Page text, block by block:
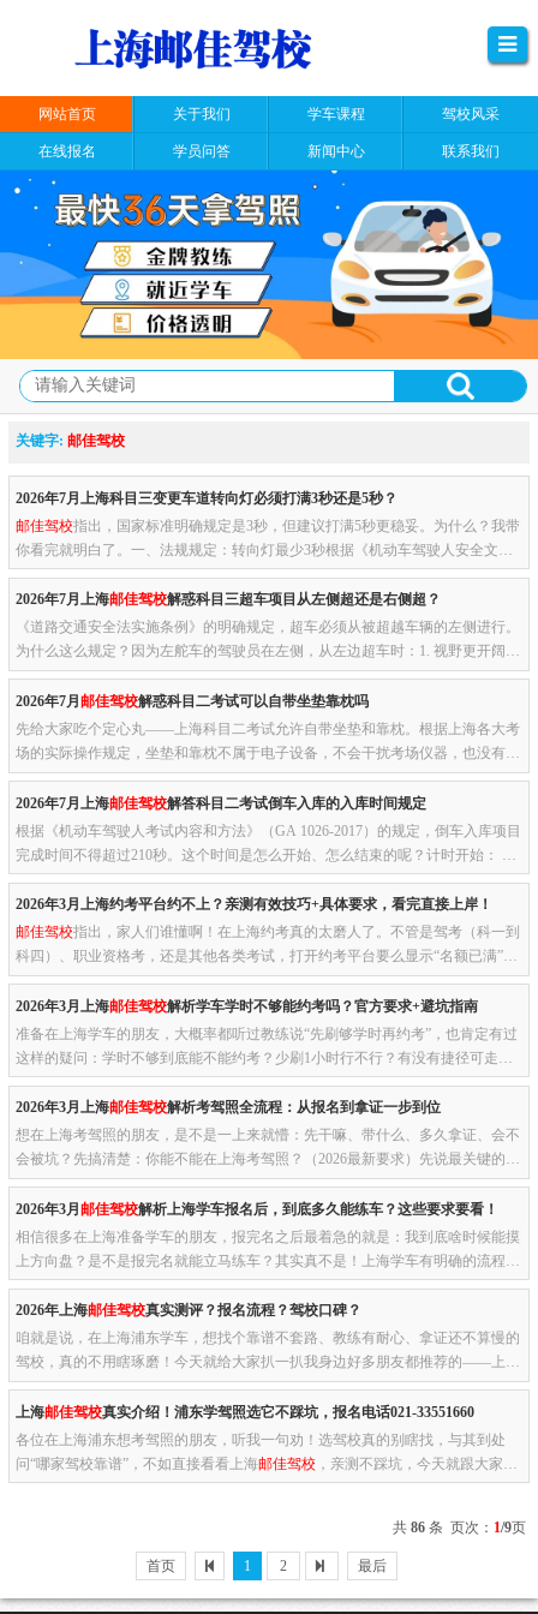
网站首页 关于我们 学车课程 驾校风采
在线报名 学员问答 新闻中心 联系我们
关键字: 邮佳驾校
2026年7月上海科目三变更车道转向灯必须打满3秒还是5秒？
邮佳驾校指出，国家标准明确规定是3秒，但建议打满5秒更稳妥。为什么？我带
你看完就明白了。一、法规规定：转向灯最少3秒根据《机动车驾驶人安全文明
操作规范》（GA/T1773.2-2021）规定：变更车道前开启转向灯持续3秒...
2026年7月上海邮佳驾校解惑科目三超车项目从左侧超还是右侧超？
《道路交通安全法实施条例》的明确规定，超车必须从被超越车辆的左侧进行。
为什么这么规定？因为左舵车的驾驶员在左侧，从左边超车时：1. 视野更开阔，
能清楚看到前方路况2. 左侧盲区小，能更好观察被超车辆的动向3....
2026年7月邮佳驾校解惑科目二考试可以自带坐垫靠枕吗
先给大家吃个定心丸——上海科目二考试允许自带坐垫和靠枕。根据上海各大考
场的实际操作规定，坐垫和靠枕不属于电子设备，不会干扰考场仪器，也没有被
列入禁止携带物品清单。考官不会拦你，监考系统也不会因此扣分。...
2026年7月上海邮佳驾校解答科目二考试倒车入库的入库时间规定
根据《机动车驾驶人考试内容和方法》（GA 1026-2017）的规定，倒车入库项目
完成时间不得超过210秒。这个时间是怎么开始、怎么结束的呢？计时开始： 你
把车开到倒车入库起点，前轮完全越过控制线，踩刹车停车，挂上倒...
2026年3月上海约考平台约不上？亲测有效技巧+具体要求，看完直接上岸！
邮佳驾校指出，家人们谁懂啊！在上海约考真的太磨人了。不管是驾考（科一到
科四）、职业资格考，还是其他各类考试，打开约考平台要么显示“名额已满”，
要么排队排到天荒地老，刷新到手软都抢不到，真的越约越焦虑！...
2026年3月上海邮佳驾校解析学车学时不够能约考吗？官方要求+避坑指南
准备在上海学车的朋友，大概率都听过教练说“先刷够学时再约考”，也肯定有过
这样的疑问：学时不够到底能不能约考？少刷1小时行不行？有没有捷径可走？
核心答案：上海学车学时不够，绝对不能约考！先给大家吃颗定心丸...
2026年3月上海邮佳驾校解析考驾照全流程：从报名到拿证一步到位
想在上海考驾照的朋友，是不是一上来就懵：先干嘛、带什么、多久拿证、会不
会被坑？先搞清楚：你能不能在上海考驾照？（2026最新要求）先说最关键的报
名条件，满足就能报，不卡人：1. 年龄C1/C2手动/自动挡：年满18周...
2026年3月邮佳驾校解析上海学车报名后，到底多久能练车？这些要求要看！
相信很多在上海准备学车的朋友，报完名之后最着急的就是：我到底啥时候能摸
上方向盘？是不是报完名就能立马练车？其实真不是！上海学车有明确的流程和
要求，不是你想练就能练，今天就用大白话跟大家说清楚，报名后多...
2026年上海邮佳驾校真实测评？报名流程？驾校口碑？
咱就是说，在上海浦东学车，想找个靠谱不套路、教练有耐心、拿证还不算慢的
驾校，真的不用瞎琢磨！今天就给大家扒一扒我身边好多朋友都推荐的——上海
邮佳驾校，从驾校到底怎么样、报名流程有多简单，到真实学员的口...
上海邮佳驾校真实介绍！浦东学驾照选它不踩坑，报名电话021-33551660
各位在上海浦东想考驾照的朋友，听我一句劝！选驾校真的别瞎找，与其到处
问“哪家驾校靠谱”，不如直接看看上海邮佳驾校 ，亲测不踩坑，今天就跟大家好
好唠唠这家驾校的真实情况，干货拉满，还有报名电话直接给到大家...
共86 条 页次： 1/9页
首页 1 2 最后